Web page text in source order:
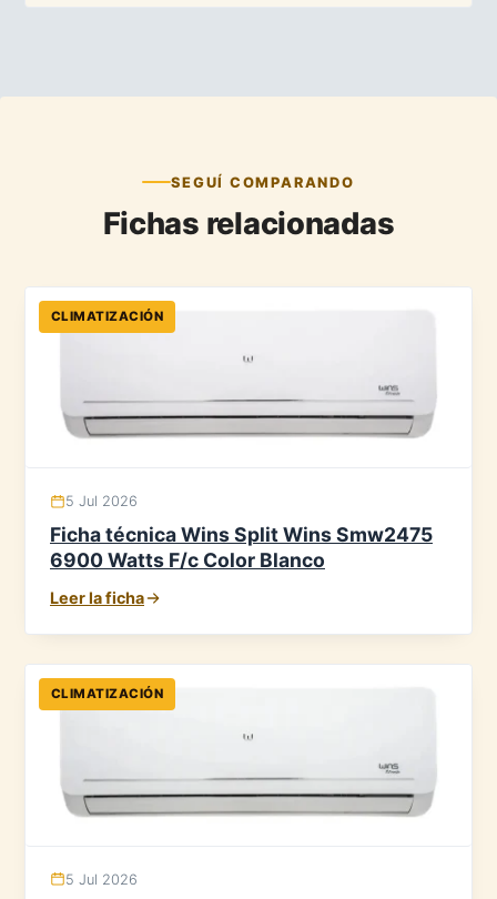
SEGUÍ COMPARANDO
Fichas relacionadas
CLIMATIZACIÓN
5 Jul 2026
Ficha técnica Wins Split Wins Smw2475
6900 Watts F/c Color Blanco
Leer la ficha
CLIMATIZACIÓN
5 Jul 2026